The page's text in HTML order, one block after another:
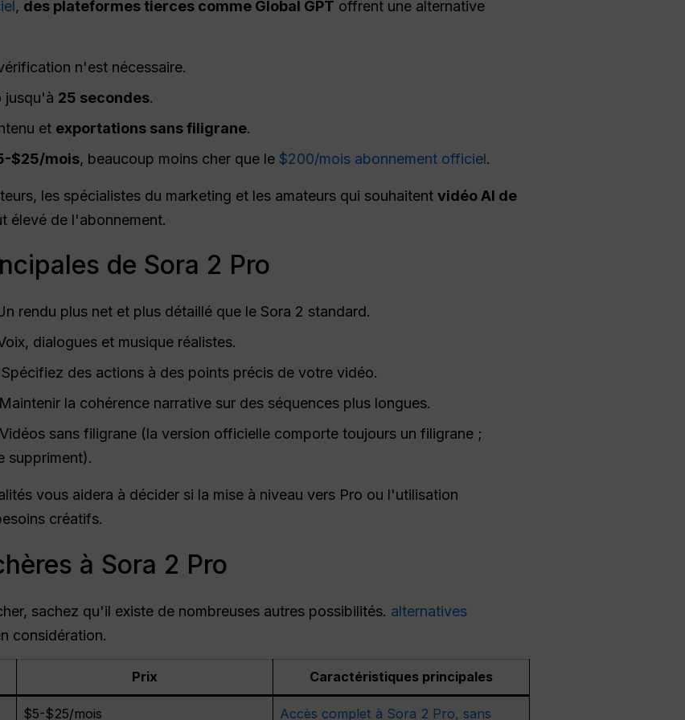
, des plateformes tierces comme Global GPT offrent une alternative
n'est nécessaire.
jusqu'à 25 secondes.
et exportations sans filigrane.
$25/mois, beaucoup moins cher que le $200/mois abonnement officiel.
les spécialistes du marketing et les amateurs qui souhaitent vidéo AI de
élevé de l'abonnement.
de Sora 2 Pro
rendu plus net et plus détaillé que le Sora 2 standard.
dialogues et musique réalistes.
des actions à des points précis de votre vidéo.
la cohérence narrative sur des séquences plus longues.
sans filigrane (la version officielle comporte toujours un filigrane ;
suppriment).
vous aidera à décider si la mise à niveau vers Pro ou l'utilisation
créatifs.
à Sora 2 Pro
sachez qu'il existe de nombreuses autres possibilités. alternatives
considération.
Prix Caractéristiques principales
$5-$25/mois Accès complet à Sora 2 Pro, sans